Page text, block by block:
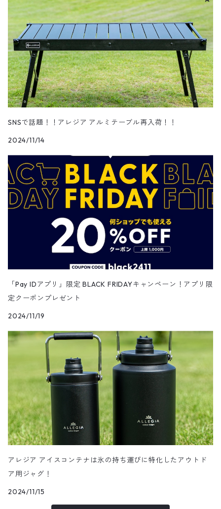
3.5L
25cm Sサイズ
29cm Mサイズ
33cm Lサイズ
アルミコンテナ
30L
50L
ローバーチェア
アルミテーブル
テント
MODERN 22QT
MODERN 27QT
MODERN 32QT
MODERN 42QT
COMPACT 10QT
BAMKEL クーラーボックス【CLASSIC1シリーズ】
CLASSIC1 10QT
CLASSIC1 20QT
CLASSIC1 45QT
BAMKEL クーラーボックス【CLASSIC2シリーズ】
CLASSIC2 35QT
BAMKEL ウォータージャグ
6.8Ｌ
ソフトクーラー 9L
ソフトクーラー 16L
ソフトクーラー 25L
BAMKEL ステンレスタンブラー
350ml
470ml
BAMKEL ウォータープルーフバッグ
DRY BAG 10L
DUFFEL BAG 90L
BACKPACK 35L
BACKPACK 55L
ALLROUND BAG 23L
BAMKEL カスタムアクセサリー
カスタムロゴプレート
パーティションボード
アイスパック
SNSで話題！！アレジア アルミテーブル再入荷！！
2024/11/14
「Pay IDアプリ」限定 BLACK FRIDAYキャンペーン！アプリ限
定クーポンプレゼント
2024/11/19
アレジア アイスコンテナは氷の持ち運びに特化したアウトド
ア用ジャグ！
2024/11/15